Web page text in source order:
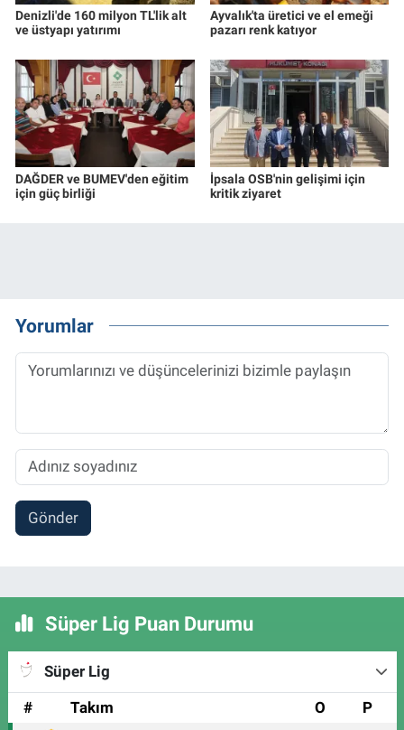
Denizli'de 160 milyon TL'lik alt
ve üstyapı yatırımı
Ayvalık'ta üretici ve el emeği
pazarı renk katıyor
DAĞDER ve BUMEV'den eğitim
için güç birliği
İpsala OSB'nin gelişimi için
kritik ziyaret
Yorumlar
Gönder
Süper Lig Puan Durumu
Süper Lig
#
Takım O P